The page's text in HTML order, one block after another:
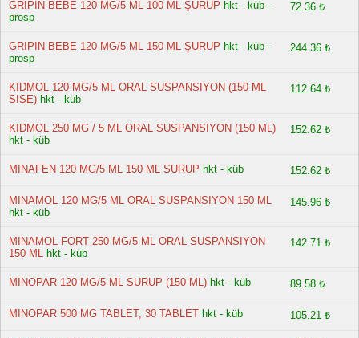
GRIPIN BEBE 120 MG/5 ML 100 ML ŞURUP hkt - küb -
prosp
72.36 ₺
GRIPIN BEBE 120 MG/5 ML 150 ML ŞURUP hkt - küb -
prosp
244.36 ₺
KIDMOL 120 MG/5 ML ORAL SUSPANSIYON (150 ML
SISE) hkt - küb
112.64 ₺
KIDMOL 250 MG / 5 ML ORAL SUSPANSIYON (150 ML)
hkt - küb
152.62 ₺
MINAFEN 120 MG/5 ML 150 ML SURUP hkt - küb 152.62 ₺
MINAMOL 120 MG/5 ML ORAL SUSPANSIYON 150 ML
hkt - küb
145.96 ₺
MINAMOL FORT 250 MG/5 ML ORAL SUSPANSIYON
150 ML hkt - küb
142.71 ₺
MINOPAR 120 MG/5 ML SURUP (150 ML) hkt - küb 89.58 ₺
MINOPAR 500 MG TABLET, 30 TABLET hkt - küb 105.21 ₺